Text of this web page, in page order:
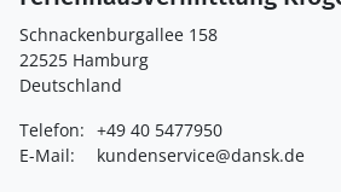
Schnackenburgallee 158
22525 Hamburg
Deutschland
Telefon: +49 40 5477950
E-Mail:
kundenservice@dansk.de